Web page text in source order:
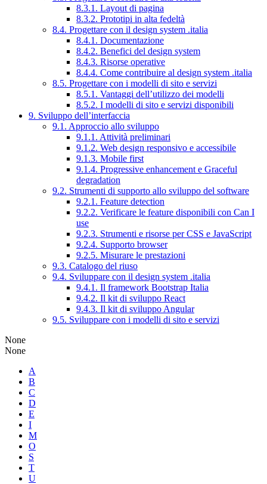
8.3.1. Layout di pagina
8.3.2. Prototipi in alta fedeltà
8.4. Progettare con il design system .italia
8.4.1. Documentazione
8.4.2. Benefici del design system
8.4.3. Risorse operative
8.4.4. Come contribuire al design system .italia
8.5. Progettare con i modelli di sito e servizi
8.5.1. Vantaggi dell’utilizzo dei modelli
8.5.2. I modelli di sito e servizi disponibili
9. Sviluppo dell’interfaccia
9.1. Approccio allo sviluppo
9.1.1. Attività preliminari
9.1.2. Web design responsivo e accessibile
9.1.3. Mobile first
9.1.4. Progressive enhancement e Graceful
degradation
9.2. Strumenti di supporto allo sviluppo del software
9.2.1. Feature detection
9.2.2. Verificare le feature disponibili con Can I
use
9.2.3. Strumenti e risorse per CSS e JavaScript
9.2.4. Supporto browser
9.2.5. Misurare le prestazioni
9.3. Catalogo del riuso
9.4. Sviluppare con il design system .italia
9.4.1. Il framework Bootstrap Italia
9.4.2. Il kit di sviluppo React
9.4.3. Il kit di sviluppo Angular
9.5. Sviluppare con i modelli di sito e servizi
None
None
A
B
C
D
E
I
M
O
S
T
U